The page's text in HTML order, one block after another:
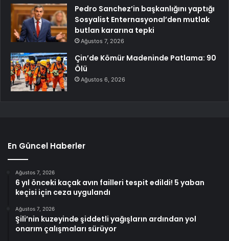
Pedro Sanchez’in başkanlığını yaptığı
Sosyalist Enternasyonal’den mutlak
butlan kararına tepki
Ağustos 7, 2026
Çin’de Kömür Madeninde Patlama: 90
Ölü
Ağustos 6, 2026
En Güncel Haberler
Ağustos 7, 2026
6 yıl önceki kaçak avın failleri tespit edildi! 5 yaban
keçisi için ceza uygulandı
Ağustos 7, 2026
Şili’nin kuzeyinde şiddetli yağışların ardından yol
onarım çalışmaları sürüyor